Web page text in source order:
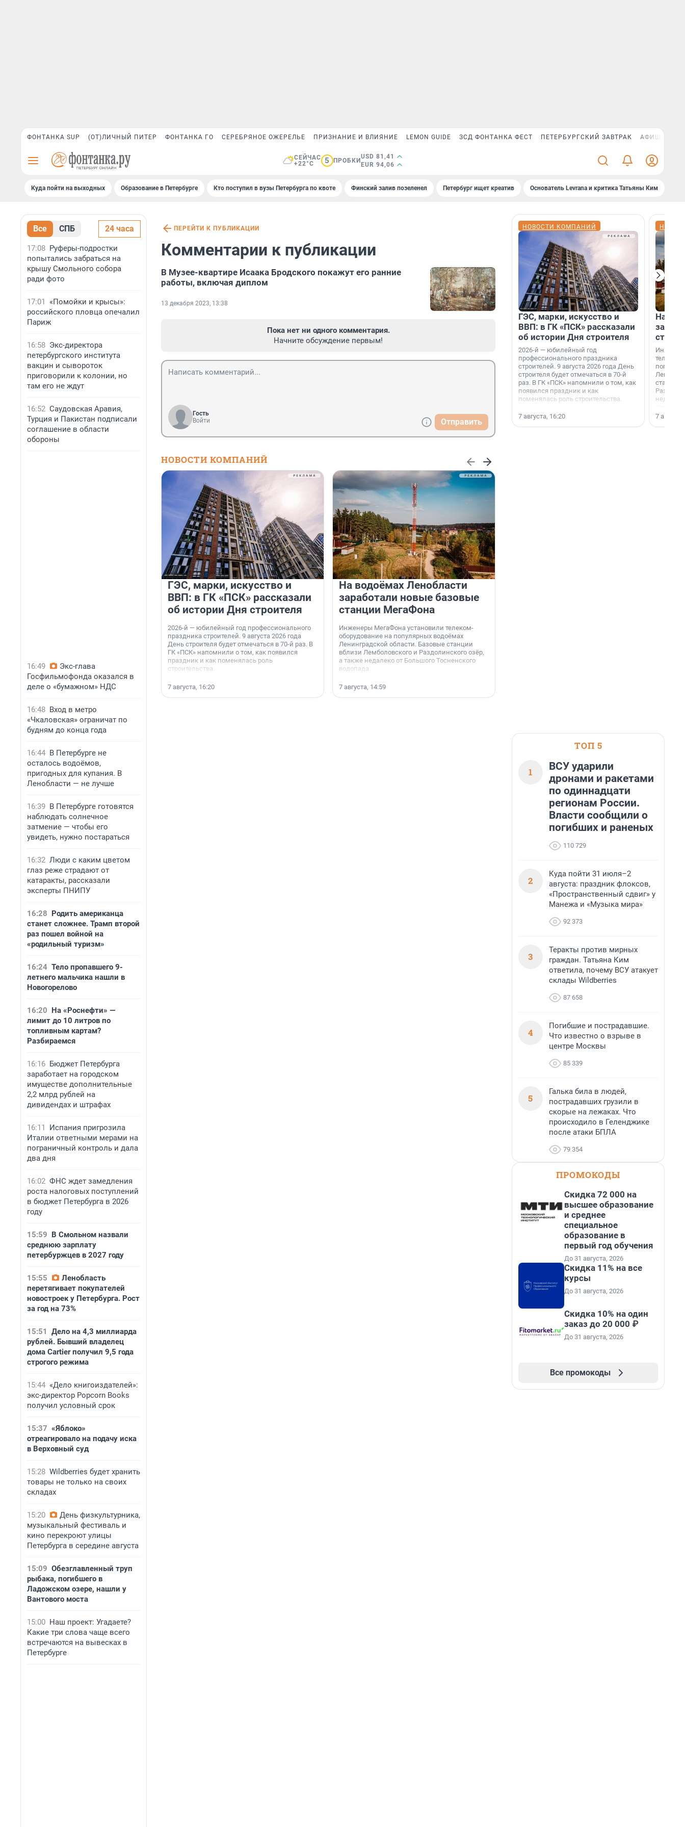
ФОНТАНКА SUP (ОТ)ЛИЧНЫЙ ПИТЕР ФОНТАНКА ГО СЕРЕБРЯНОЕ ОЖЕРЕЛЬЕ ПРИЗНАНИЕ И ВЛИЯНИЕ LEMON GUIDE ЗСД ФОНТАНКА ФЕСТ ПЕТЕРБУРГСКИЙ ЗАВТРАК АФИША PLUS
СЕЙЧАС
+22°C
5 ПРОБКИ
USD 81,41
EUR 94,06
Куда пойти на выходных Образование в Петербурге Кто поступил в вузы Петербурга по квоте Финский залив позеленел Петербург ищет креатив Основатель Levrana и критика Татьяны Ким
Все СПБ 24 часа
17:08 Руферы-подростки
попытались забраться на
крышу Смольного собора
ради фото
17:01
«Помойки и крысы»:
российского пловца опечалил
Париж
16:58 Экс-директора
петербургского института
вакцин и сывороток
приговорили к колонии, но
там его не ждут
16:52 Саудовская Аравия,
Турция и Пакистан подписали
соглашение в области
обороны
16:49
Экс-глава
Госфильмофонда оказался в
деле о «бумажном» НДС
16:48 Вход в метро
«Чкаловская» ограничат по
будням до конца года
16:44 В Петербурге не
осталось водоёмов,
пригодных для купания. В
Ленобласти — не лучше
16:39 В Петербурге готовятся
наблюдать солнечное
затмение — чтобы его
увидеть, нужно постараться
16:32 Люди с каким цветом
глаз реже страдают от
катаракты, рассказали
эксперты ПНИПУ
16:28 Родить американца
станет сложнее. Трамп второй
раз пошел войной на
«родильный туризм»
16:24 Тело пропавшего 9-
летнего мальчика нашли в
Новогорелово
16:20 На «Роснефти» —
лимит до 10 литров по
топливным картам?
Разбираемся
16:16 Бюджет Петербурга
заработает на городском
имуществе дополнительные
2,2 млрд рублей на
дивидендах и штрафах
16:11
Испания пригрозила
Италии ответными мерами на
пограничный контроль и дала
два дня
16:02 ФНС ждет замедления
роста налоговых поступлений
в бюджет Петербурга в 2026
году
15:59 В Смольном назвали
среднюю зарплату
петербуржцев в 2027 году
15:55
Ленобласть
перетягивает покупателей
новостроек у Петербурга. Рост
за год на 73%
15:51
Дело на 4,3 миллиарда
рублей. Бывший владелец
дома Cartier получил 9,5 года
строгого режима
15:44 «Дело книгоиздателей»:
экс-директор Popcorn Books
получил условный срок
15:37 «Яблоко»
отреагировало на подачу иска
в Верховный суд
15:28 Wildberries будет хранить
товары не только на своих
складах
15:20
День физкультурника,
музыкальный фестиваль и
кино перекроют улицы
Петербурга в середине августа
15:09 Обезглавленный труп
рыбака, погибшего в
Ладожском озере, нашли у
Вантового моста
15:00 Наш проект: Угадаете?
Какие три слова чаще всего
встречаются на вывесках в
Петербурге
ПЕРЕЙТИ К ПУБЛИКАЦИИ
Комментарии к публикации
В Музее-квартире Исаака Бродского покажут его ранние
работы, включая диплом
13 декабря 2023, 13:38
Пока нет ни одного комментария.
Начните обсуждение первым!
Гость
Войти
Отправить
НОВОСТИ КОМПАНИЙ
ГЭС, марки, искусство и
ВВП: в ГК «ПСК» рассказали
об истории Дня строителя
2026-й — юбилейный год профессионального
праздника строителей. 9 августа 2026 года
День строителя будет отмечаться в 70-й раз. В
ГК «ПСК» напомнили о том, как появился
праздник и как поменялась роль
строительства.
7 августа, 16:20
На водоёмах Ленобласти
заработали новые базовые
станции МегаФона
Инженеры МегаФона установили телеком-
оборудование на популярных водоёмах
Ленинградской области. Базовые станции
вблизи Лемболовского и Раздолинского озёр,
а также недалеко от Большого Тосненского
водопада.
7 августа, 14:59
НОВОСТИ КОМПАНИЙ
ГЭС, марки, искусство и
ВВП: в ГК «ПСК» рассказали
об истории Дня строителя
2026-й — юбилейный год
профессионального праздника
строителей. 9 августа 2026 года День
строителя будет отмечаться в 70-й
раз. В ГК «ПСК» напомнили о том, как
появился праздник и как
поменялась роль строительства.
7 августа, 16:20
На
станции
7
ТОП 5
1
ВСУ ударили
дронами и ракетами
по одиннадцати
регионам России.
Власти сообщили о
погибших и раненых
110 729
2
Куда пойти 31 июля–2
августа: праздник флоксов,
«Пространственный сдвиг» у
Манежа и «Музыка мира»
92 373
3
Теракты против мирных
граждан. Татьяна Ким
ответила, почему ВСУ атакует
склады Wildberries
87 658
4
Погибшие и пострадавшие.
Что известно о взрыве в
центре Москвы
85 339
5
Галька била в людей,
пострадавших грузили в
скорые на лежаках. Что
происходило в Геленджике
после атаки БПЛА
79 354
ПРОМОКОДЫ
Скидка 72 000 на
высшее образование
и среднее
специальное
образование в
первый год обучения
До 31 августа, 2026
Скидка 11% на все
курсы
До 31 августа, 2026
Скидка 10% на один
заказ до 20 000 ₽
До 31 августа, 2026
Все промокоды